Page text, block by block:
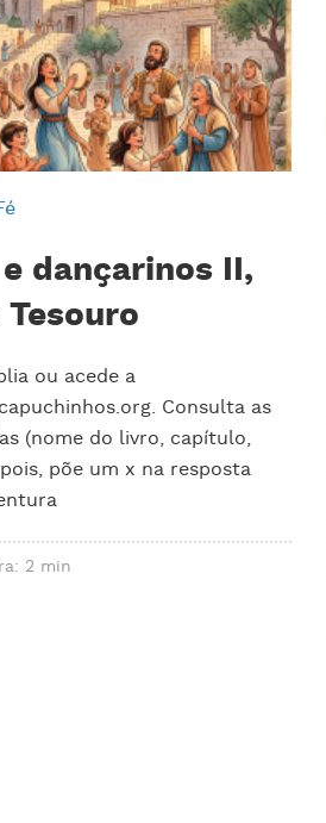
dançarinos II,
ou acede a
Consulta as
(nome do livro, capítulo,
põe um x na resposta
2 min